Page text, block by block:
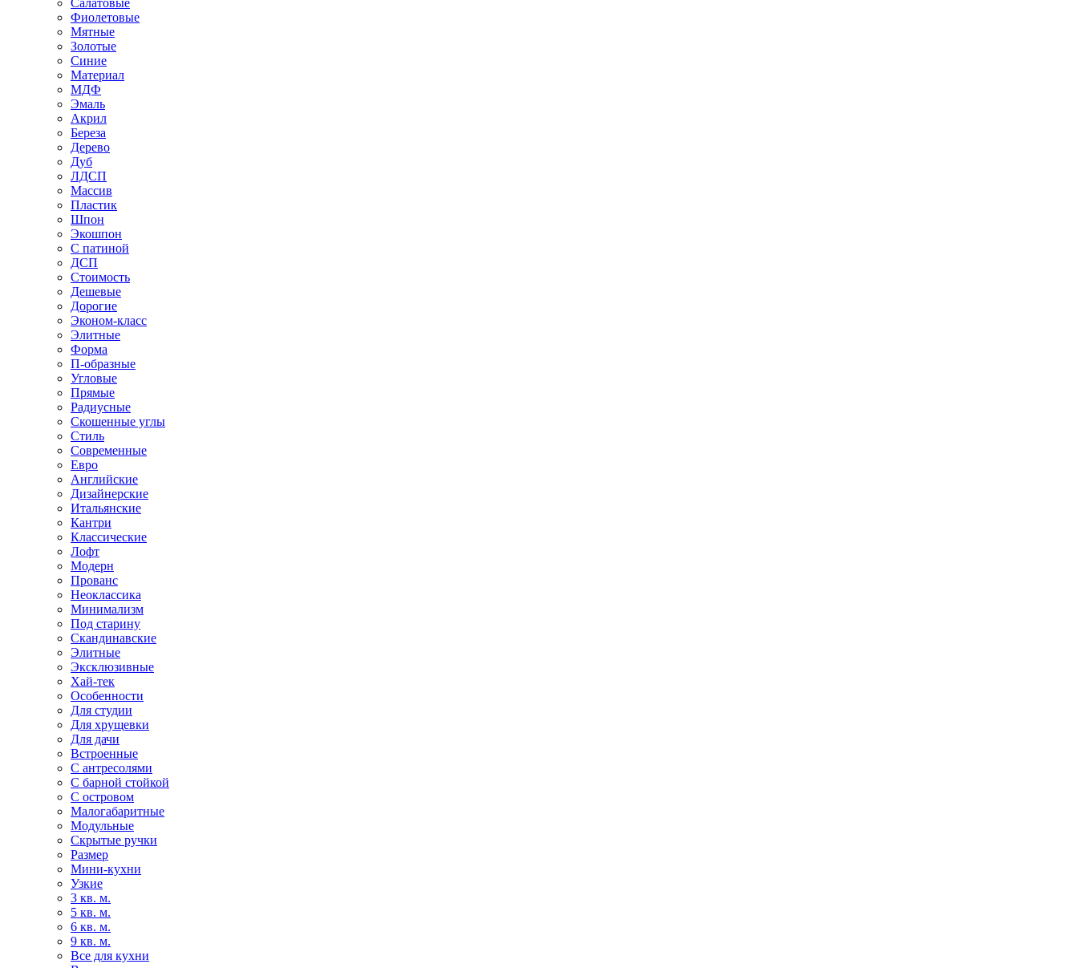
Фиолетовые
Мятные
Золотые
Синие
Материал
МДФ
Эмаль
Акрил
Береза
Дерево
Дуб
ЛДСП
Массив
Пластик
Шпон
Экошпон
С патиной
ДСП
Стоимость
Дешевые
Дорогие
Эконом-класс
Элитные
Форма
П-образные
Угловые
Прямые
Радиусные
Скошенные углы
Стиль
Современные
Евро
Английские
Дизайнерские
Итальянские
Кантри
Классические
Лофт
Модерн
Прованс
Неоклассика
Минимализм
Под старину
Скандинавские
Элитные
Эксклюзивные
Хай-тек
Особенности
Для студии
Для хрущевки
Для дачи
Встроенные
С антресолями
С барной стойкой
С островом
Малогабаритные
Модульные
Скрытые ручки
Размер
Мини-кухни
Узкие
3 кв. м.
5 кв. м.
6 кв. м.
9 кв. м.
Все для кухни